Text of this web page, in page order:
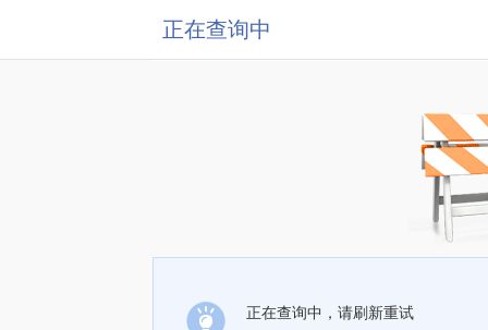
正在查询中
正在查询中，请刷新重试